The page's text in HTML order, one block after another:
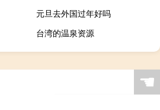
元旦去外国过年好吗
台湾的温泉资源
☚